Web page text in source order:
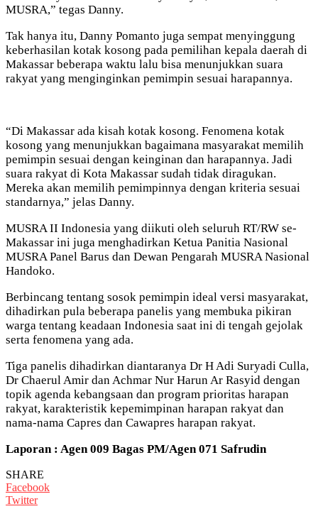
MUSRA,” tegas Danny.
Tak hanya itu, Danny Pomanto juga sempat menyinggung
keberhasilan kotak kosong pada pemilihan kepala daerah di
Makassar beberapa waktu lalu bisa menunjukkan suara
rakyat yang menginginkan pemimpin sesuai harapannya.
“Di Makassar ada kisah kotak kosong. Fenomena kotak
kosong yang menunjukkan bagaimana masyarakat memilih
pemimpin sesuai dengan keinginan dan harapannya. Jadi
suara rakyat di Kota Makassar sudah tidak diragukan.
Mereka akan memilih pemimpinnya dengan kriteria sesuai
standarnya,” jelas Danny.
MUSRA II Indonesia yang diikuti oleh seluruh RT/RW se-
Makassar ini juga menghadirkan Ketua Panitia Nasional
MUSRA Panel Barus dan Dewan Pengarah MUSRA Nasional
Handoko.
Berbincang tentang sosok pemimpin ideal versi masyarakat,
dihadirkan pula beberapa panelis yang membuka pikiran
warga tentang keadaan Indonesia saat ini di tengah gejolak
serta fenomena yang ada.
Tiga panelis dihadirkan diantaranya Dr H Adi Suryadi Culla,
Dr Chaerul Amir dan Achmar Nur Harun Ar Rasyid dengan
topik agenda kebangsaan dan program prioritas harapan
rakyat, karakteristik kepemimpinan harapan rakyat dan
nama-nama Capres dan Cawapres harapan rakyat.
Laporan : Agen 009 Bagas PM/Agen 071 Safrudin
SHARE
Facebook
Twitter